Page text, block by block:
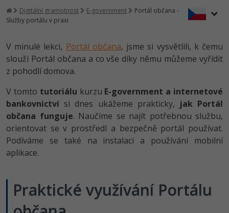
Workshopy zdarma
Datová analýza v praxi
Školení
Základy programování
Umělá inteligence
HTML5, CSS3, Bootstrap, SEO
Testování a verzování
UML a návrhové vzory
Školení dle technologií
C# .NET
Python
HTML / CSS
Kurzy IT profesí
Junior programátor
Programátor WWW aplikací
Senior programátor
Front-end developer
Vývojář mobilních aplikací
Specialista na AI a bigdata
Webdesigner
Jak začít?
Java -80%
C#.NET -80%
Python -80%
-80%
C++ -80%
Kurzy e-commerce
Datová analýza
Digitální gramotnost
-30%
SEO -30%
Digitální gramotnost E-government
Portál občana -
Služby portálu v praxi
V minulé lekci, Portál občana, jsme si vysvětlili, k čemu
slouží Portál občana a co vše díky němu můžeme vyřídit
z pohodlí domova.
V tomto tutoriálu kurzu E-government a internetové
bankovnictví si dnes ukážeme prakticky, jak Portál
občana funguje. Naučíme se najít potřebnou službu,
orientovat se v prostředí a bezpečně portál používat.
Podíváme se také na instalaci a používání mobilní
aplikace.
Praktické využívání Portálu